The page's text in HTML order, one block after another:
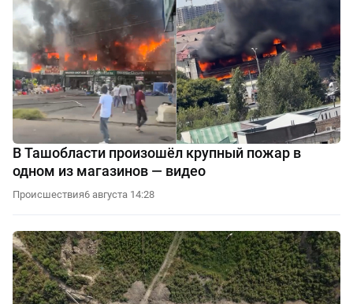
В Ташобласти произошёл крупный пожар в
одном из магазинов — видео
Происшествия6 августа 14:28